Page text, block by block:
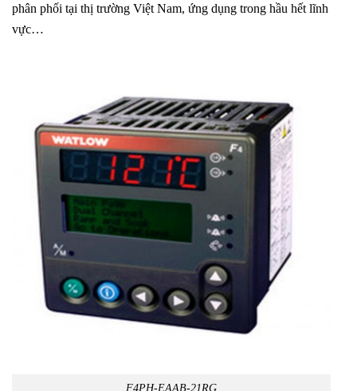
phân phối tại thị trường Việt Nam, ứng dụng trong hầu hết lĩnh
vực…
F4PH-EAAB-21RG